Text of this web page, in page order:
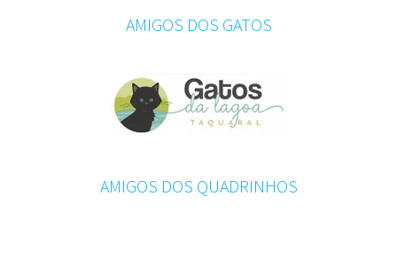
AMIGOS DOS GATOS
AMIGOS DOS QUADRINHOS